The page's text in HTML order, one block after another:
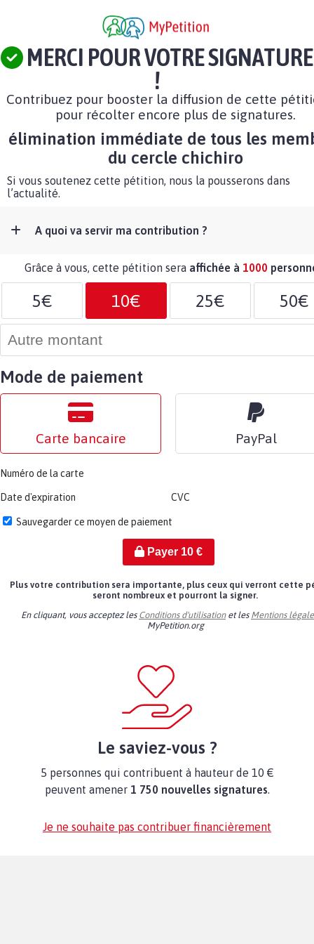
MERCI POUR VOTRE SIGNATURE
!
Contribuez pour booster la diffusion de cette
pour récolter encore plus de signatures.
élimination immédiate de tous les
du cercle chichiro
Si vous soutenez cette pétition, nous la pousserons dans
l’actualité.
A quoi va servir ma contribution ?
Grâce à vous, cette pétition sera affichée à 1000
5€ 10€ 25€ 50€
Mode de paiement
Carte bancaire PayPal
Numéro de la carte
Date d'expiration CVC
Sauvegarder ce moyen de paiement
Payer 10€
Plus votre contribution sera importante, plus ceux qui verront cette
seront nombreux et pourront la signer.
En cliquant, vous acceptez les Conditions d'utilisationet les Mentions
MyPetition.org
Le saviez-vous ?
5 personnes qui contribuent à hauteur de 10 €
peuvent amener 1 750 nouvelles signatures.
Je ne souhaite pas contribuer financièrement